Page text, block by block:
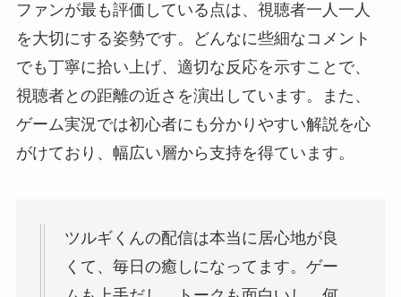
ファンが最も評価している点は、視聴者一人一人
を大切にする姿勢です。どんなに些細なコメント
でも丁寧に拾い上げ、適切な反応を示すことで、
視聴者との距離の近さを演出しています。また、
ゲーム実況では初心者にも分かりやすい解説を心
がけており、幅広い層から支持を得ています。
ツルギくんの配信は本当に居心地が良
くて、毎日の癒しになってます。ゲー